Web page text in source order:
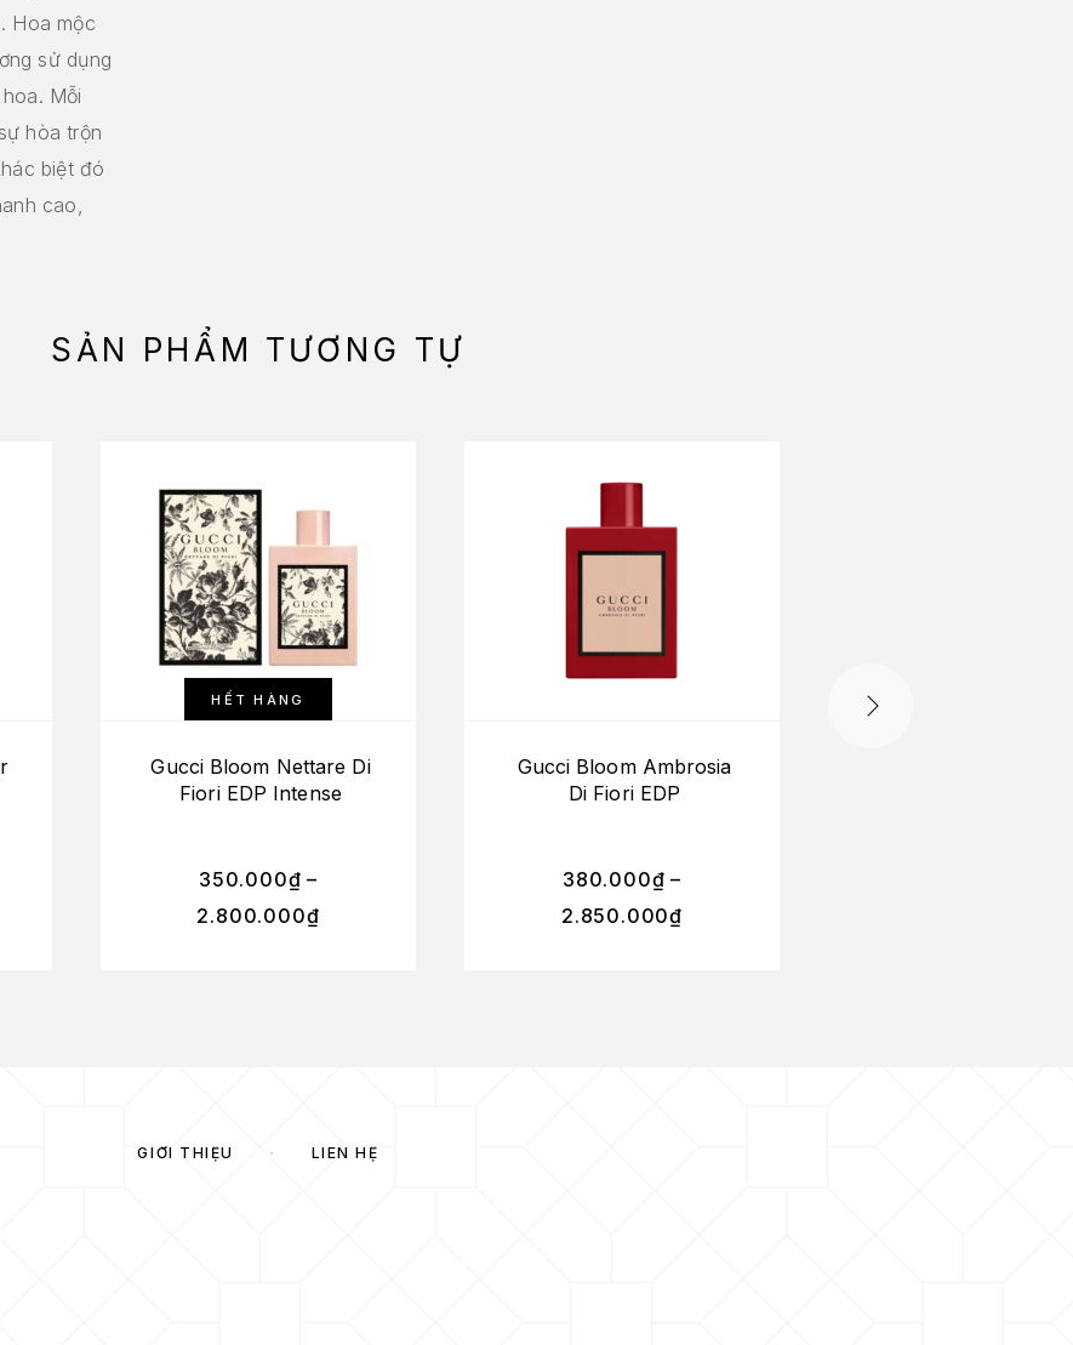
Hoa mộc
sử dụng
Mỗi
hòa trộn
biệt đó
cao,
SẢN PHẨM TƯƠNG TỰ
HẾT HÀNG
Gucci Bloom Nettare Di
Fiori EDP Intense
350.000₫ –
2.800.000₫
Gucci Bloom Ambrosia
Di Fiori EDP
380.000₫ –
2.850.000₫
GIỚI THIỆU LIÊN HỆ